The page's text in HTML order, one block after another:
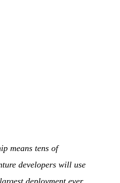
means tens of
developers will use
deployment ever.